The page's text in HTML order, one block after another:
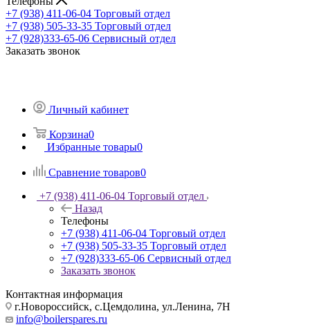
+7 (938) 411-06-04 Торговый отдел
+7 (938) 505-33-35 Торговый отдел
+7 (928)333-65-06 Сервисный отдел
Заказать звонок
Личный кабинет
Корзина0
Избранные товары0
Сравнение товаров0
+7 (938) 411-06-04 Торговый отдел
Назад
Телефоны
+7 (938) 411-06-04 Торговый отдел
+7 (938) 505-33-35 Торговый отдел
+7 (928)333-65-06 Сервисный отдел
Заказать звонок
Контактная информация
г.Новороссийск, с.Цемдолина, ул.Ленина, 7Н
info@boilerspares.ru